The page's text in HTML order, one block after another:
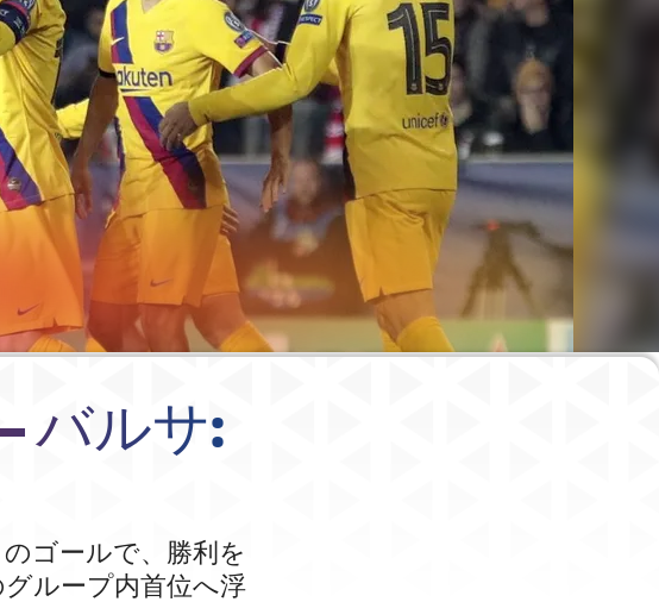
バルサ:
ゴールで、勝利を
ループ内首位へ浮